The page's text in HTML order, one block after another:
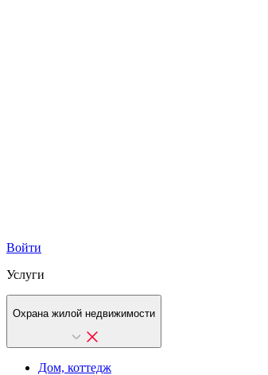
Войти
Услуги
Охрана жилой недвижимости
Дом, коттедж